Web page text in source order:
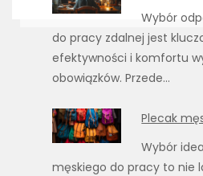
Wybór
do pracy zdalnej jest
efektywności i komfortu
obowiązków. Przede…
Plecak
Wybór
męskiego do pracy to nie